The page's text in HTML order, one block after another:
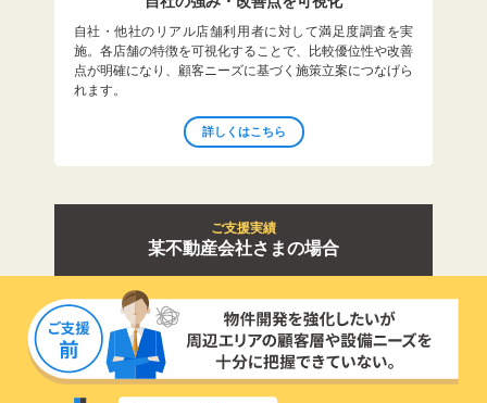
自社・他社のリアル店舗利用者に対して満足度調査を実
施。各店舗の特徴を可視化することで、比較優位性や改善
点が明確になり、顧客ニーズに基づく施策立案につなげら
れます。
詳しくはこちら
ご支援実績
某不動産会社さまの場合